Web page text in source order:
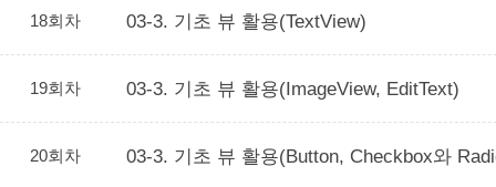
18회차 03-3. 기초 뷰 활용(TextView)
19회차 03-3. 기초 뷰 활용(ImageView, EditText)
20회차 03-3. 기초 뷰 활용(Button, Checkbox와